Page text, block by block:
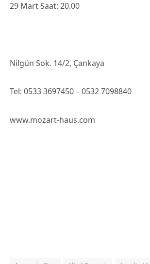
29 Mart Saat: 20.00
Nilgün Sok. 14/2, Çankaya
Tel: 0533 3697450 – 0532 7098840
www.mozart-haus.com